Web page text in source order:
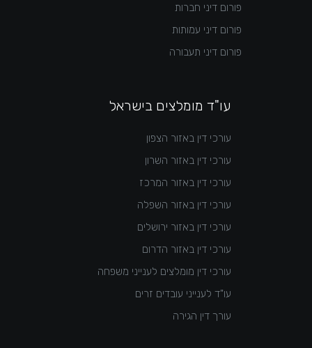
פורום דיני חברות
פורום דיני עמותות
פורום דיני תעבורה
עו"ד מומלצים בישראל
עורכי דין באזור הצפון
עורכי דין באזור השרון
עורכי דין באזור המרכז
עורכי דין באזור השפלה
עורכי דין באזור ירושלים
עורכי דין באזור הדרום
עורכי דין מומלצים לענייני משפחה
עו"ד לענייני עובדים זרים
עורך דין הגירה